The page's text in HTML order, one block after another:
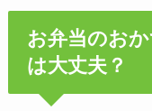
お弁当のお
は大丈夫？